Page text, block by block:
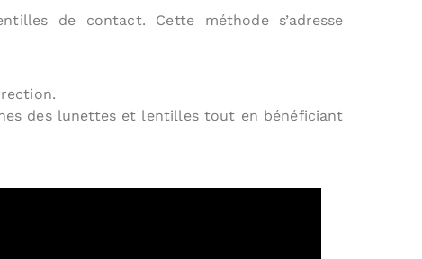
de contact. Cette méthode s’adresse
des lunettes et lentilles tout en bénéficiant